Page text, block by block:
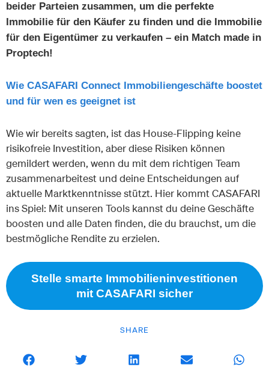
SHARE
beider Parteien zusammen, um die perfekte
Immobilie für den Käufer zu finden und die Immobilie
für den Eigentümer zu verkaufen – ein Match made in
Proptech!
Wie CASAFARI Connect Immobiliengeschäfte boostet
und für wen es geeignet ist
Wie wir bereits sagten, ist das House-Flipping keine
risikofreie Investition, aber diese Risiken können
gemildert werden, wenn du mit dem richtigen Team
zusammenarbeitest und deine Entscheidungen auf
aktuelle Marktkenntnisse stützt. Hier kommt CASAFARI
ins Spiel: Mit unseren Tools kannst du deine Geschäfte
boosten und alle Daten finden, die du brauchst, um die
bestmögliche Rendite zu erzielen.
Stelle smarte Immobilieninvestitionen
mit CASAFARI sicher